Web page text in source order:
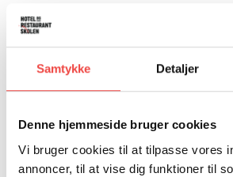
Samtykke Detaljer
Denne hjemmeside bruger cookies
Vi bruger cookies til at tilpasse vores
annoncer, til at vise dig funktioner til